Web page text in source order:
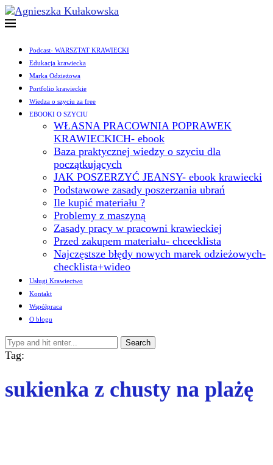
Podcast- WARSZTAT KRAWIECKI
Edukacja krawiecka
Marka Odzieżowa
Portfolio krawieckie
Wiedza o szyciu za free
EBOOKI O SZYCIU
WŁASNA PRACOWNIA POPRAWEK
KRAWIECKICH- ebook
Baza praktycznej wiedzy o szyciu dla
początkujących
JAK POSZERZYĆ JEANSY- ebook krawiecki
Podstawowe zasady poszerzania ubrań
Ile kupić materiału ?
Problemy z maszyną
Zasady pracy w pracowni krawieckiej
Przed zakupem materiału- chcecklista
Najczęstsze błędy nowych marek odzieżowych-
checklista+wideo
Usługi Krawiectwo
Kontakt
Współpraca
O blogu
Search
Tag:
sukienka z chusty na plażę